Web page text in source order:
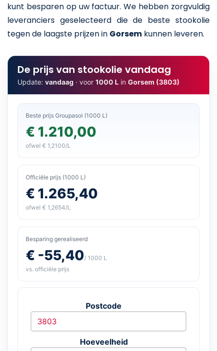
kunt besparen op uw factuur. We hebben zorgvuldig
leveranciers geselecteerd die de beste stookolie
tegen de laagste prijzen in Gorsem kunnen leveren.
De prijs van stookolie vandaag
Update: vandaag · voor 1000 L in Gorsem (3803)
Beste prijs Groupasol (1000 L)
€ 1.210,00
ofwel € 1,2100/L
Officiële prijs (1000 L)
€ 1.265,40
ofwel € 1,2654/L
Besparing gerealiseerd
€ -55,40/ 1000 L
vs. officiële prijs
Postcode
Hoeveelheid